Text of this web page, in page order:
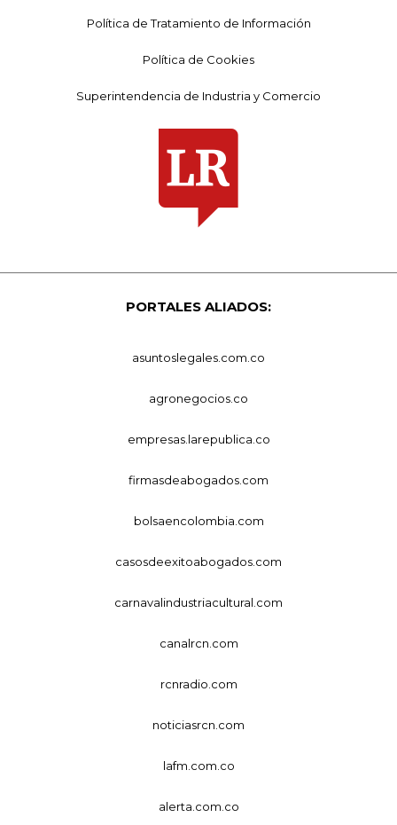
Política de Tratamiento de Información
Política de Cookies
Superintendencia de Industria y Comercio
PORTALES ALIADOS:
asuntoslegales.com.co
agronegocios.co
empresas.larepublica.co
firmasdeabogados.com
bolsaencolombia.com
casosdeexitoabogados.com
carnavalindustriacultural.com
canalrcn.com
rcnradio.com
noticiasrcn.com
lafm.com.co
alerta.com.co